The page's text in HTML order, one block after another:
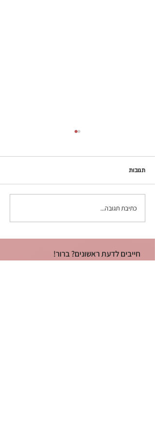
מוצרים מהחנות שלך ומה הם
המוצרים שמותר למכור באטסי
תגובות
כתיבת תגובה...
חייבים לדעת ראשונים? ברור!